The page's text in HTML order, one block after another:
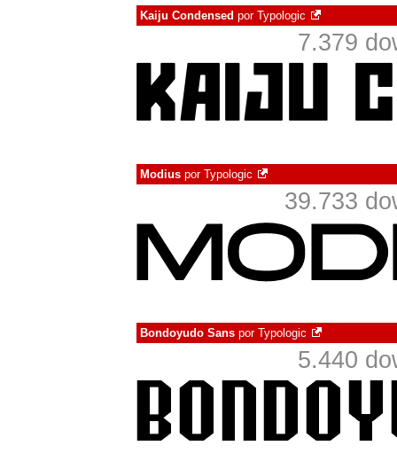
Kaiju Condensed por Typologic
7.379
Modius por Typologic
39.733
Bondoyudo Sans por Typologic
5.440